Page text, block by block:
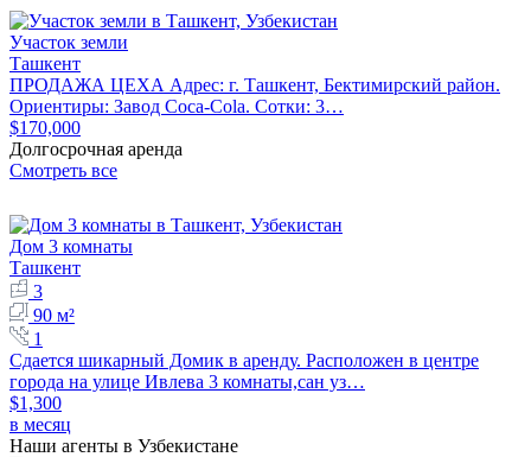
Участок земли
Ташкент
ПРОДАЖА ЦЕХА Адрес: г. Ташкент, Бектимирский район.
Ориентиры: Завод Coca-Cola. Сотки: 3…
$170,000
Долгосрочная аренда
Смотреть все
Дом 3 комнаты
Ташкент
3
90 м²
1
Сдается шикарный Домик в аренду. Расположен в центре
города на улице Ивлева 3 комнаты,сан уз…
$1,300
в месяц
Наши агенты в Узбекистане